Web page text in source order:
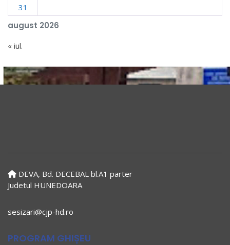
august 2026
31
« iul.
DEVA, Bd. DECEBAL bl.A1 parter
Judetul HUNEDOARA
sesizari@cjp-hd.ro
PROGRAM GHIȘEU